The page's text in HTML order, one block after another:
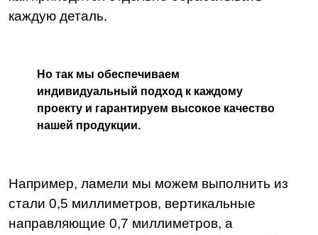
каждую деталь.
Но так мы обеспечиваем
индивидуальный подход к каждому
проекту и гарантируем высокое качество
нашей продукции.
Например, ламели мы можем выполнить из
стали 0,5 миллиметров, вертикальные
направляющие 0,7 миллиметров, а